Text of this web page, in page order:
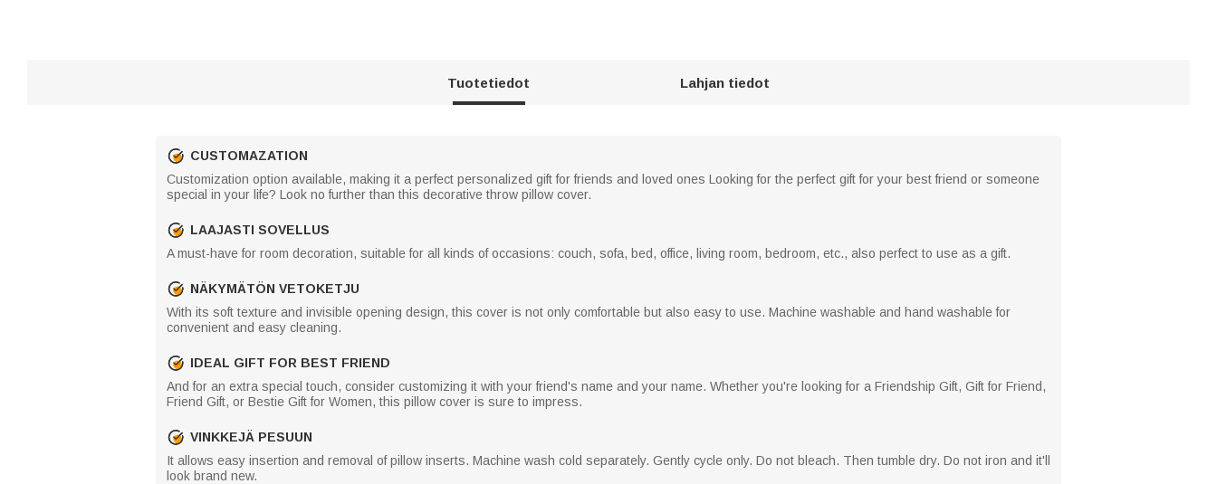
Tuotetiedot Lahjan tiedot
CUSTOMAZATION
Customization option available, making it a perfect personalized gift for friends and loved ones Looking for the perfect gift for your best friend or someone
special in your life? Look no further than this decorative throw pillow cover.
LAAJASTI SOVELLUS
A must-have for room decoration, suitable for all kinds of occasions: couch, sofa, bed, office, living room, bedroom, etc., also perfect to use as a gift.
NÄKYMÄTÖN VETOKETJU
With its soft texture and invisible opening design, this cover is not only comfortable but also easy to use. Machine washable and hand washable for
convenient and easy cleaning.
IDEAL GIFT FOR BEST FRIEND
And for an extra special touch, consider customizing it with your friend's name and your name. Whether you're looking for a Friendship Gift, Gift for Friend,
Friend Gift, or Bestie Gift for Women, this pillow cover is sure to impress.
VINKKEJÄ PESUUN
It allows easy insertion and removal of pillow inserts. Machine wash cold separately. Gently cycle only. Do not bleach. Then tumble dry. Do not iron and it'll
look brand new.